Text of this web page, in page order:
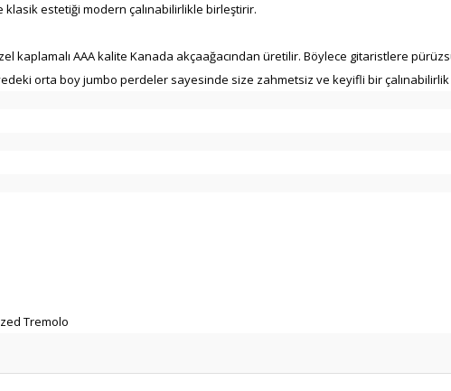
estetiği modern çalınabilirlikle birleştirir.
kaplamalı AAA kalite Kanada akçaağacından üretilir. Böylece gitaristlere
orta boy jumbo perdeler sayesinde size zahmetsiz ve keyifli bir
Tremolo